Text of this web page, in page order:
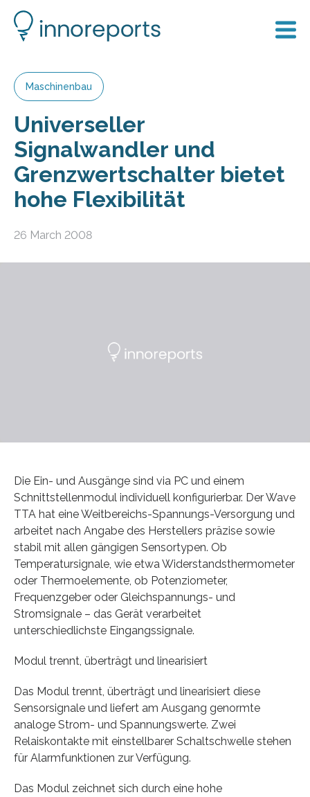
Maschinenbau
Universeller
Signalwandler und
Grenzwertschalter bietet
hohe Flexibilität
26 March 2008
Die Ein- und Ausgänge sind via PC und einem
Schnittstellenmodul individuell konfigurierbar. Der Wave
TTA hat eine Weitbereichs-Spannungs-Versorgung und
arbeitet nach Angabe des Herstellers präzise sowie
stabil mit allen gängigen Sensortypen. Ob
Temperatursignale, wie etwa Widerstandsthermometer
oder Thermoelemente, ob Potenziometer,
Frequenzgeber oder Gleichspannungs- und
Stromsignale – das Gerät verarbeitet
unterschiedlichste Eingangssignale.
Modul trennt, überträgt und linearisiert
Das Modul trennt, überträgt und linearisiert diese
Sensorsignale und liefert am Ausgang genormte
analoge Strom- und Spannungswerte. Zwei
Relaiskontakte mit einstellbarer Schaltschwelle stehen
für Alarmfunktionen zur Verfügung.
Das Modul zeichnet sich durch eine hohe